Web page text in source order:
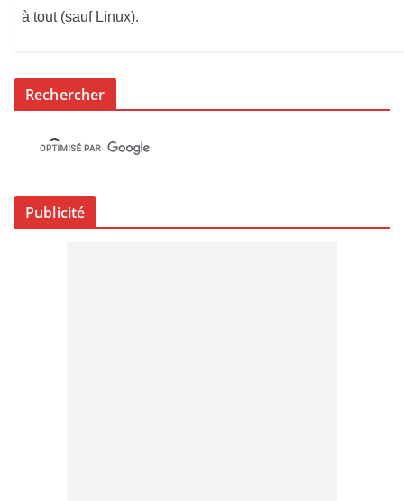
à tout (sauf Linux).
Rechercher
Publicité